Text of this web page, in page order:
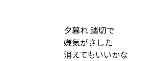
夕暮れ 踏切で
嫌気がさした
消えてもいいかな